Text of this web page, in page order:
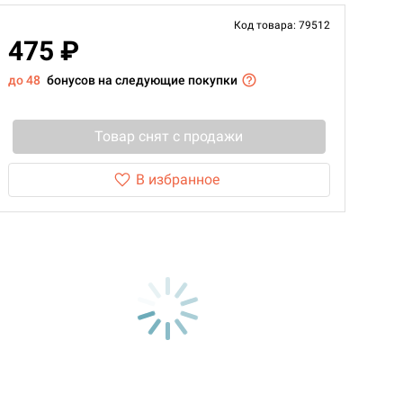
Код товара: 79512
475 ₽
до 48 бонусов на следующие покупки
Товар снят с продажи
В избранное